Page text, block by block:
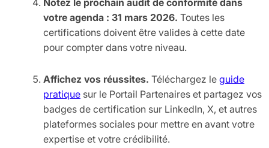
votre agenda : 31 mars 2026. Toutes les
certifications doivent être valides à cette date
pour compter dans votre niveau.
Affichez vos réussites. Téléchargez le guide
pratique sur le Portail Partenaires et partagez vos
badges de certification sur LinkedIn, X, et autres
plateformes sociales pour mettre en avant votre
expertise et votre crédibilité.